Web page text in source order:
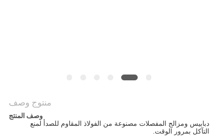
منتوج وصف
وصف المنتج
دبابيس ومزالج المفصلات مصنوعة من الفولاذ المقاوم للصدأ لمنع
التآكل بمرور الوقت.